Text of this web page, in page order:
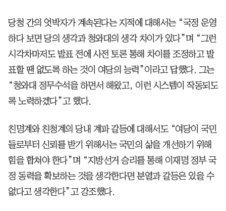
당청 간의 엇박자가 계속된다는 지적에 대해서는 “국정 운영
하다 보면 당의 생각과 청와대의 생각 차이가 있다”며 “그런
시각차마저도 발표 전에 사전 토론 통해 차이를 조정하고 발
표할 땐 없도록 하는 것이 여당의 능력”이라고 답했다. 그는
“청와대 정무수석을 하면서 해왔고, 이런 시스템이 작동되도
록 노력하겠다”고 했다.
친명계와 친청계의 당내 계파 갈등에 대해서도 “여당이 국민
들로부터 신뢰를 받기 위해서는 국민의 삶을 개선하기 위해
힘을 합쳐야 한다”며 “지방선거 승리를 통해 이재명 정부 국
정 동력을 확보하는 것을 생각한다면 분열과 갈등은 있을 수
없다고 생각한다”고 강조했다.